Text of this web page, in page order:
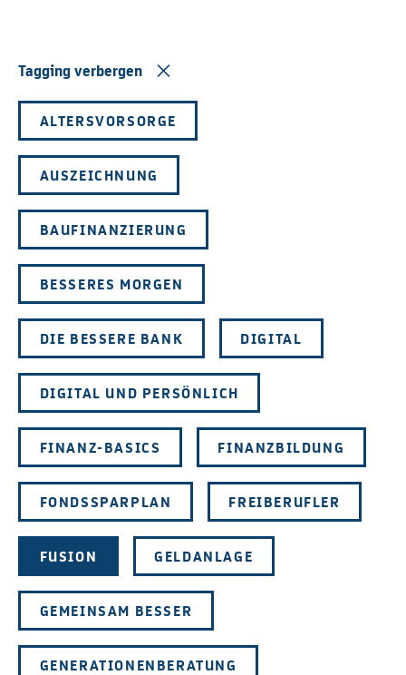
Tagging verbergen
ALTERSVORSORGE
AUSZEICHNUNG
BAUFINANZIERUNG
BESSERES MORGEN
DIE BESSERE BANK DIGITAL
DIGITAL UND PERSÖNLICH
FINANZ-BASICS FINANZBILDUNG
FONDSSPARPLAN FREIBERUFLER
FUSION GELDANLAGE
GEMEINSAM BESSER
GENERATIONENBERATUNG